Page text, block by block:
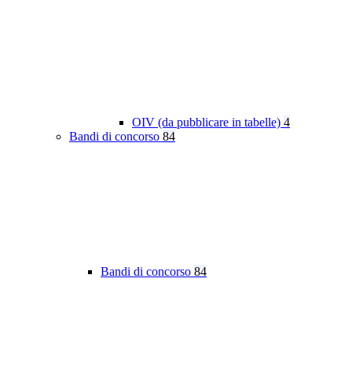
OIV (da pubblicare in tabelle) 4
Bandi di concorso 84
Bandi di concorso 84